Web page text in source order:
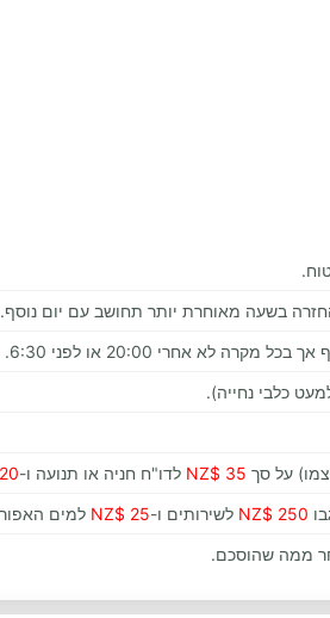
אחרי 20:00 או לפני 6:30.
כלבי נחייה).
על סך 35 $NZ לדו"ח חניה או תנועה ו-20 $NZ
250 $NZ לשירותים ו-25 $NZ
למים
ממה שהוסכם.